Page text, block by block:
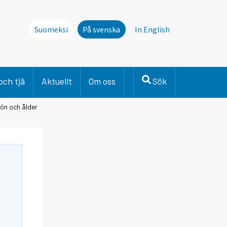
Suomeksi På svenska In English
tjä Aktuellt Om oss Sök
och ålder